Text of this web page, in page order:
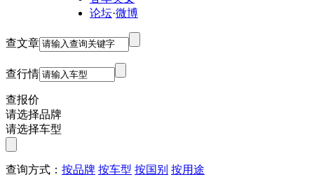
论坛·微博
查文章
查行情
查报价
请选择品牌
请选择车型
查询方式： 按品牌 按车型 按国别 按用途